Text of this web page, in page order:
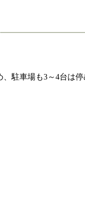
駐車場も3～4台は停